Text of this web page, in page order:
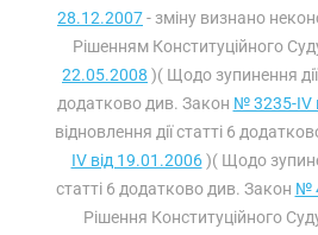
28.12.2007- зміну визнано
Рішенням Конституційного
22.05.2008 )( Щодо зупинення
додатково див. Закон № 3235-IV
відновлення дії статті 6
IV від 19.01.2006)( Щодо
статті 6 додатково див. Закон №
Рішення Конституційного